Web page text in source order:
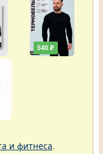
540 ₽
и фитнеса.